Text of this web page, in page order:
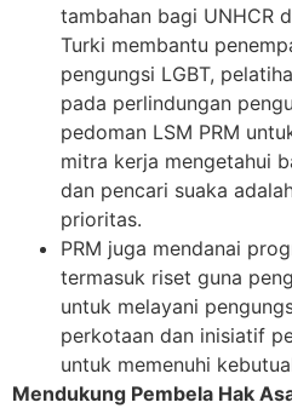
tambahan bagi UNHCR
Turki membantu
pengungsi LGBT,
pada perlindungan
pedoman LSM PRM
mitra kerja mengetahui
dan pencari suaka
prioritas.
PRM juga mendanai
termasuk riset guna
untuk melayani
perkotaan dan inisiatif
untuk memenuhi
Mendukung Pembela Hak